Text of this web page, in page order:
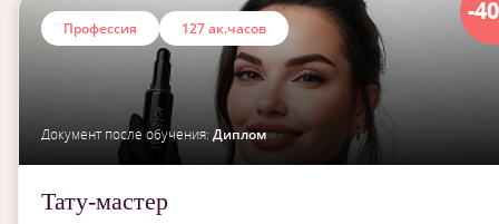
-
Профессия 127 ак.часов
Документ после обучения: Диплом
Тату-мастер